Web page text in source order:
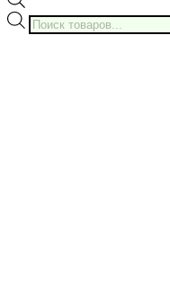
Поиск
товаров